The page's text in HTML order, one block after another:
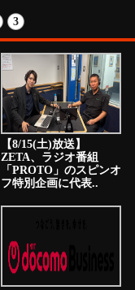
3
【8/15(土)放送】
ZETA、ラジオ番組
「PROTO」のスピンオ
フ特別企画に代表..